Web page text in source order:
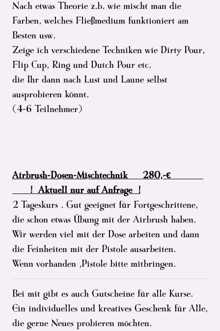
Nach etwas Theorie z.b. wie mischt man die
Farben, welches Fließmedium funktioniert am
Besten usw.
Zeige ich verschiedene Techniken wie Dirty Pour,
Flip Cup, Ring und Dutch Pour etc.
die Ihr dann nach Lust und Laune selbst
ausprobieren könnt.
(4-6 Teilnehmer)
Airbrush-Dosen-Mischtechnik 280,-€
! Aktuell nur auf Anfrage !
2 Tageskurs . Gut geeignet für Fortgeschrittene,
die schon etwas Übung mit der Airbrush haben.
Wir werden viel mit der Dose arbeiten und dann
die Feinheiten mit der Pistole ausarbeiten.
Wenn vorhanden ,Pistole bitte mitbringen.
Bei mit gibt es auch Gutscheine für alle Kurse.
Ein individuelles und kreatives Geschenk für Alle,
die gerne Neues probieren möchten.